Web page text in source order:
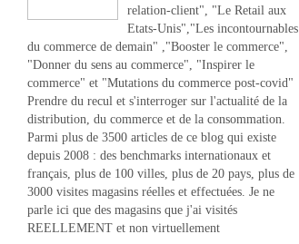
relation-client", "Le Retail aux
Etats-Unis","Les incontournables
du commerce de demain" ,"Booster le commerce",
"Donner du sens au commerce", "Inspirer le
commerce" et "Mutations du commerce post-covid"
Prendre du recul et s'interroger sur l'actualité de la
distribution, du commerce et de la consommation.
Parmi plus de 3500 articles de ce blog qui existe
depuis 2008 : des benchmarks internationaux et
français, plus de 100 villes, plus de 20 pays, plus de
3000 visites magasins réelles et effectuées. Je ne
parle ici que des magasins que j'ai visités
REELLEMENT et non virtuellement